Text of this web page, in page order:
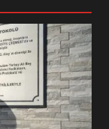
İÇİN
GÖZLER